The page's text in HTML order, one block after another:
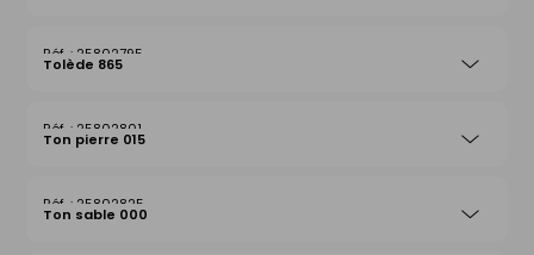
25802795
Tolède 865
25802801
Ton pierre 015
25802825
Ton sable 000